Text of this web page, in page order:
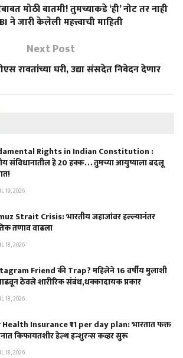
मोठी बातमी! तुमच्याकडे ‘ही’ नोट तर नाही
ने जारी केलेली महत्त्वाची माहिती
Next Post
रावतांच्या घरी, उद्या संसदेत निवेदन देणार
Rights in Indian Constitution :
संविधानातील हे 20 हक्क… तुमच्या आयुष्याला बदलू
19, 2026
Strait Crisis: भारतीय जहाजांवर हल्ल्यानंतर
तणाव वाढला
18, 2026
Friend की Trap? महिलेने 16 वर्षीय मुलाशी
ठेवले शारीरिक संबंध,धक्कादायक प्रकार
18, 2026
Insurance ₹11 per day plan: भारतात फक्त
किफायतशीर हेल्थ इन्शुरन्स कव्हर सुरू
18, 2026